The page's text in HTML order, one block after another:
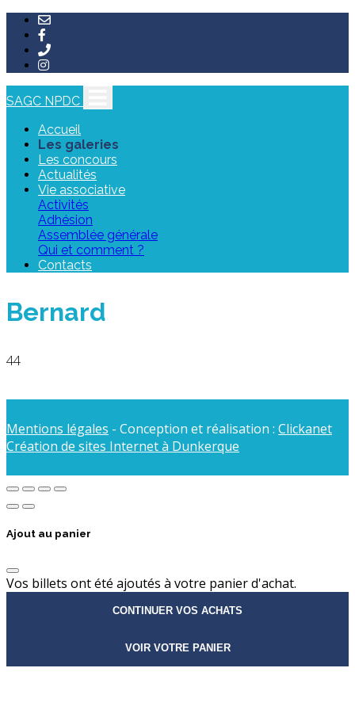
SAGC NPDC
Accueil
Les galeries
Les concours
Actualités
Vie associative
Activités
Adhésion
Assemblée générale
Qui et comment ?
Contacts
Bernard
44
Mentions légales - Conception et réalisation : Clickanet
Création de sites Internet à Dunkerque
Ajout au panier
Vos billets ont été ajoutés à votre panier d'achat.
CONTINUER VOS ACHATS
VOIR VOTRE PANIER